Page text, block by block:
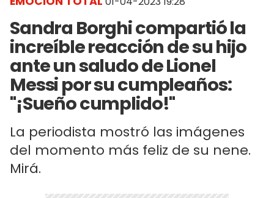
Sandra Borghi compartió la
increíble reacción de su hijo
ante un saludo de Lionel
Messi por su cumpleaños:
"¡Sueño cumplido!"
La periodista mostró las imágenes
del momento más feliz de su nene.
Mirá.